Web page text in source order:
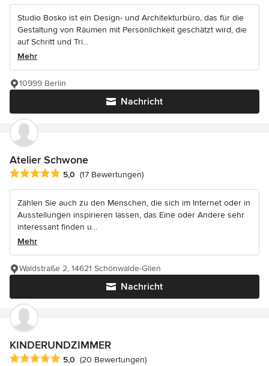
Studio Bosko ist ein Design- und Architekturbüro, das für die
Gestaltung von Räumen mit Persönlichkeit geschätzt wird, die
auf Schritt und Tri...
Mehr
Nachricht
10999 Berlin
Atelier Schwone
Durchschnittliche Bewertung: 5 von 5 Sternen
5,0 (17 Bewertungen)
Zählen Sie auch zu den Menschen, die sich im Internet oder in
Ausstellungen inspirieren lassen, das Eine oder Andere sehr
interessant finden u...
Mehr
Nachricht
Waldstraße 2, 14621 Schönwalde-Glien
KINDERUNDZIMMER
Durchschnittliche Bewertung: 5 von 5 Sternen
5,0 (20 Bewertungen)